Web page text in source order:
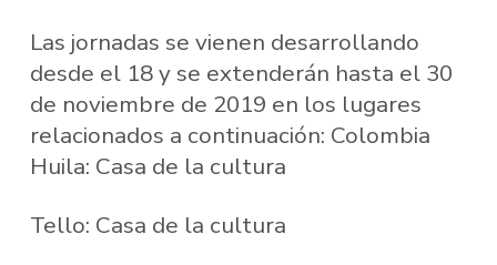
Las jornadas se vienen desarrollando
desde el 18 y se extenderán hasta el 30
de noviembre de 2019 en los lugares
relacionados a continuación: Colombia
Huila: Casa de la cultura
Tello: Casa de la cultura